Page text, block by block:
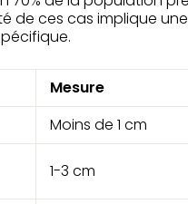
de ces cas implique
Mesure
Moins de 1 cm
1-3 cm